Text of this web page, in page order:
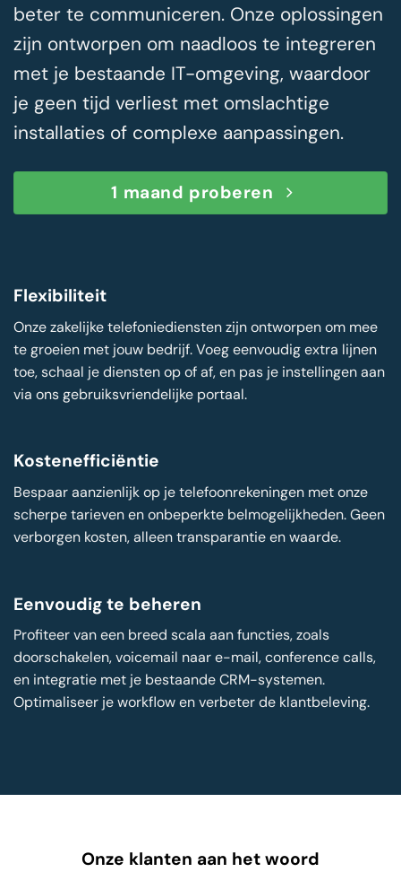
beter te communiceren. Onze oplossingen
zijn ontworpen om naadloos te integreren
met je bestaande IT-omgeving, waardoor
je geen tijd verliest met omslachtige
installaties of complexe aanpassingen.
1 maand proberen
Flexibiliteit
Onze zakelijke telefoniediensten zijn ontworpen om mee
te groeien met jouw bedrijf. Voeg eenvoudig extra lijnen
toe, schaal je diensten op of af, en pas je instellingen aan
via ons gebruiksvriendelijke portaal.
Kostenefficiëntie
Bespaar aanzienlijk op je telefoonrekeningen met onze
scherpe tarieven en onbeperkte belmogelijkheden. Geen
verborgen kosten, alleen transparantie en waarde.
Eenvoudig te beheren
Profiteer van een breed scala aan functies, zoals
doorschakelen, voicemail naar e-mail, conference calls,
en integratie met je bestaande CRM-systemen.
Optimaliseer je workflow en verbeter de klantbeleving.
Onze klanten aan het woord